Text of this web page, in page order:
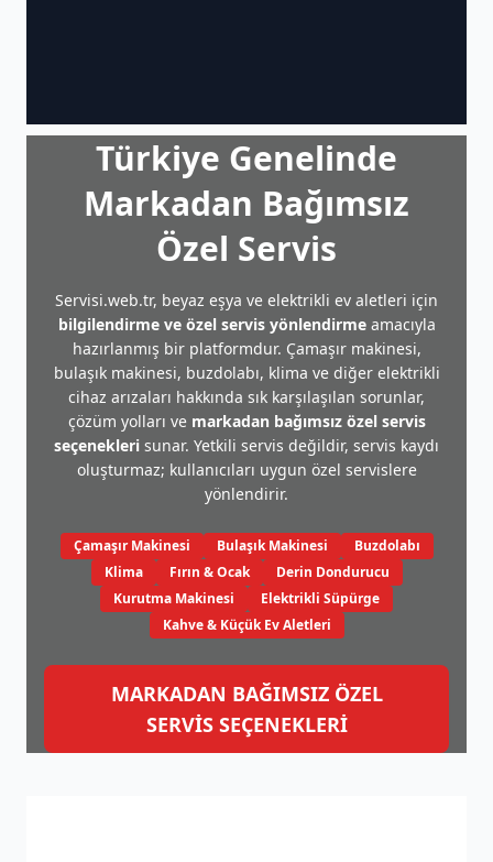
Türkiye Genelinde
Markadan Bağımsız
Özel Servis
Servisi.web.tr, beyaz eşya ve elektrikli ev aletleri için
bilgilendirme ve özel servis yönlendirmeamacıyla
hazırlanmış bir platformdur. Çamaşır makinesi,
bulaşık makinesi, buzdolabı, klima ve diğer elektrikli
cihaz arızaları hakkında sık karşılaşılan sorunlar,
çözüm yolları ve markadan bağımsız özel servis
seçenekleri sunar. Yetkili servis değildir, servis kaydı
oluşturmaz; kullanıcıları uygun özel servislere
yönlendirir.
Çamaşır Makinesi Bulaşık Makinesi
Buzdolabı
Klima
Fırın & Ocak
Derin Dondurucu
Kurutma Makinesi
Elektrikli Süpürge
Kahve & Küçük Ev Aletleri
MARKADAN BAĞIMSIZ ÖZEL
SERVİS SEÇENEKLERİ